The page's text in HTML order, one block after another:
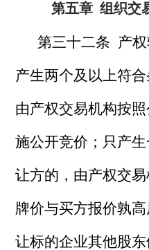
第五章 组织交
第三十二条 产权
产生两个及以上符
由产权交易机构按
施公开竞价；只产
让方的，由产权交
牌价与买方报价孰
让标的企业其他股